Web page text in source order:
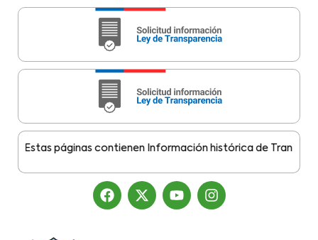
Estas páginas contienen Información histórica de